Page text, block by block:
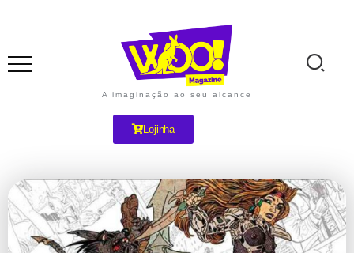
A imaginação ao seu alcance
Lojinha